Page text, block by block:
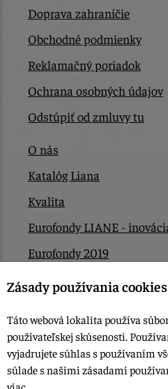
Doprava zahraničie
Obchodné podmienky
Reklamačný poriadok
Ochrana osobných údajov
Odstúpiť od zmluvy tu
O nás
Katalóg Liana
Kvalita
Eurofondy LIANE -
Eurofondy 2019
Eurofondy 2022/2023
Kontakt
© 2015-2026, LIANA GOLIAŠ s.r.o.
Zásady používania cookies
Táto webová lokalita používa
používateľskej skúsenosti.
vyjadrujete súhlas s používaním
súlade s našimi zásadami
viac